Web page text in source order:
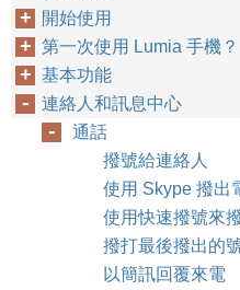
開始使用
第一次使用 Lumia 手機？
基本功能
連絡人和訊息中心
通話
撥號給連絡人
使用 Skype 撥出
使用快速撥號來
撥打最後撥出的
以簡訊回覆來電